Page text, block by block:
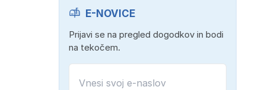
E-NOVICE
Prijavi se na pregled dogodkov in bodi
na tekočem.